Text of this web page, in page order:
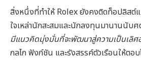
สิ่งหนึ่งที่ทำให้ Rolex ยังคงติดท็อปลิสต์
ใจเหล่านักสะสมและนักลงทุนมานานนับ
มีแนวคิดมุ่งมั่นที่จะพัฒนาสู่ความเป็นเลิศ
กลไก ฟังก์ชัน และรังสรรค์ตัวเรือนให้ตอ